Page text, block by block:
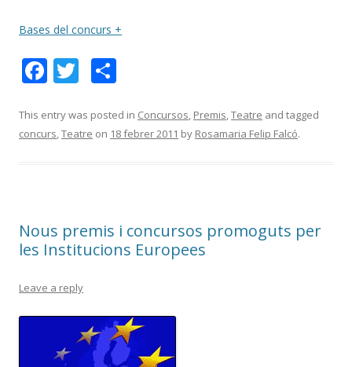
Bases del concurs +
F
e
b
k
T
itt
er
m
p
ix
This entry was posted in Concursos, Premis,Teatre and tagged
concurs,Teatre on 18 febrer 2011 by Rosamaria Felip Falcó.
Nous premis i concursos promoguts per
les Institucions Europees
Leave a reply